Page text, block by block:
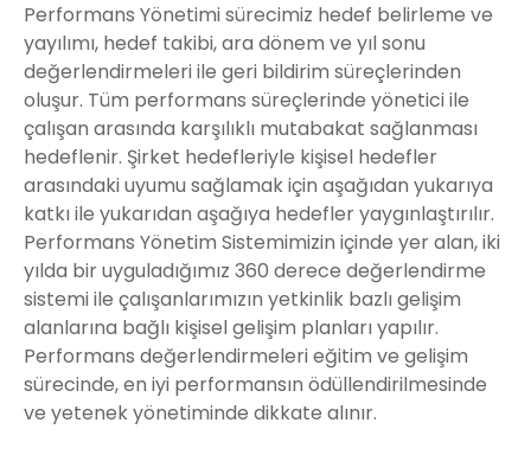
Performans Yönetimi sürecimiz hedef belirleme ve
yayılımı, hedef takibi, ara dönem ve yıl sonu
değerlendirmeleri ile geri bildirim süreçlerinden
oluşur. Tüm performans süreçlerinde yönetici ile
çalışan arasında karşılıklı mutabakat sağlanması
hedeflenir. Şirket hedefleriyle kişisel hedefler
arasındaki uyumu sağlamak için aşağıdan yukarıya
katkı ile yukarıdan aşağıya hedefler yaygınlaştırılır.
Performans Yönetim Sistemimizin içinde yer alan, iki
yılda bir uyguladığımız 360 derece değerlendirme
sistemi ile çalışanlarımızın yetkinlik bazlı gelişim
alanlarına bağlı kişisel gelişim planları yapılır.
Performans değerlendirmeleri eğitim ve gelişim
sürecinde, en iyi performansın ödüllendirilmesinde
ve yetenek yönetiminde dikkate alınır.